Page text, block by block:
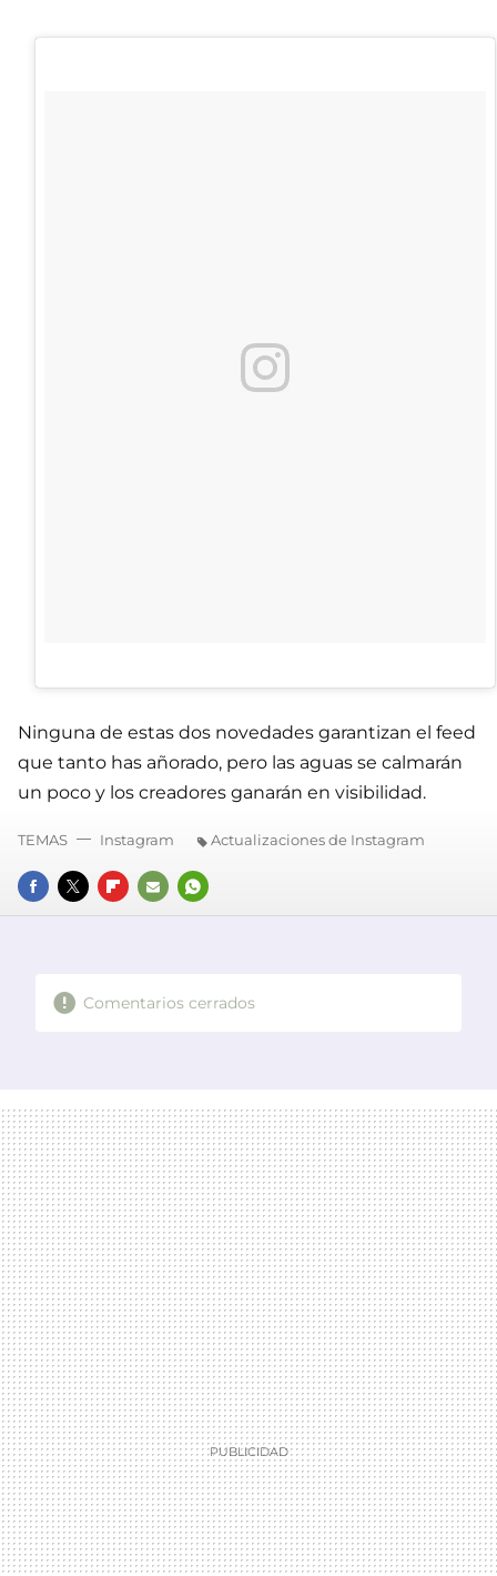
Ninguna de estas dos novedades garantizan el feed
que tanto has añorado, pero las aguas se calmarán
un poco y los creadores ganarán en visibilidad.
FACEBOOK
TWITTERFLIPBOARD
E-
WHATSAPP
TEMAS Instagram Actualizaciones de Instagram
Comentarios cerrados